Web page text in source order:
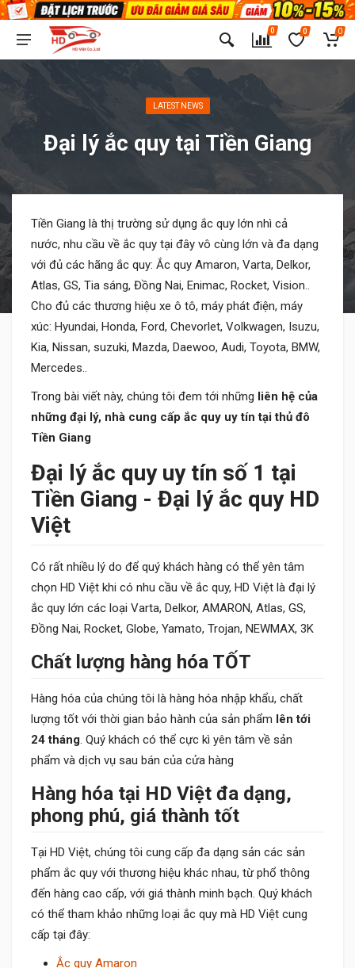
0 0 0
LATEST NEWS
Đại lý ắc quy tại Tiền Giang
Tiền Giang là thị trường sử dụng ắc quy lớn nhì cả
nước, nhu cầu về ắc quy tại đây vô cùng lớn và đa dạng
với đủ các hãng ắc quy: Ắc quy Amaron, Varta, Delkor,
Atlas, GS, Tia sáng, Đồng Nai, Enimac, Rocket, Vision..
Cho đủ các thương hiệu xe ô tô, máy phát điện, máy
xúc: Hyundai, Honda, Ford, Chevorlet, Volkwagen, Isuzu,
Kia, Nissan, suzuki, Mazda, Daewoo, Audi, Toyota, BMW,
Mercedes..
Trong bài viết này, chúng tôi đem tới những liên hệ của
những đại lý, nhà cung cấp ắc quy uy tín tại thủ đô
Tiền Giang
Đại lý ắc quy uy tín số 1 tại
Tiền Giang - Đại lý ắc quy HD
Việt
Có rất nhiều lý do để quý khách hàng có thể yên tâm
chọn HD Việt khi có nhu cầu về ắc quy, HD Việt là đại lý
ắc quy lớn các loại Varta, Delkor, AMARON, Atlas, GS,
Đồng Nai, Rocket, Globe, Yamato, Trojan, NEWMAX, 3K
Chất lượng hàng hóa TỐT
Hàng hóa của chúng tôi là hàng hóa nhập khẩu, chất
lượng tốt với thời gian bảo hành của sản phẩm lên tới
24 tháng. Quý khách có thể cực kì yên tâm về sản
phẩm và dịch vụ sau bán của cửa hàng
Hàng hóa tại HD Việt đa dạng,
phong phú, giá thành tốt
Tại HD Việt, chúng tôi cung cấp đa dạng sản các sản
phẩm ắc quy với thương hiệu khác nhau, từ phổ thông
đến hàng cao cấp, với giá thành minh bạch. Quý khách
có thể tham khảo những loại ắc quy mà HD Việt cung
cấp tại đây:
Ắc quy Amaron